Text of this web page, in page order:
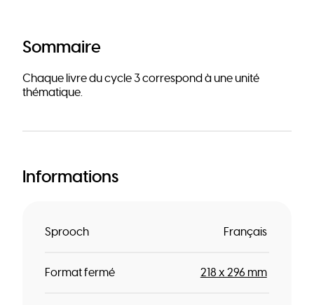
Sommaire
Chaque livre du cycle 3 correspond à une unité
thématique.
Informations
Sprooch Français
Format fermé 218 x 296 mm